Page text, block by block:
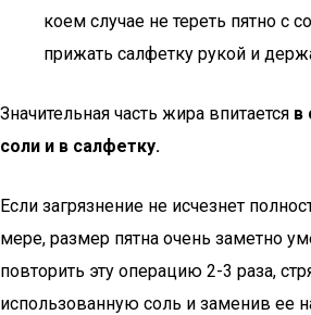
коем случае не тереть пятно с
прижать салфетку рукой и
Значительная часть жира впитается в
соли и в салфетку.
Если загрязнение не исчезнет
мере, размер пятна очень заметно
повторить эту операцию 2-3 раза,
использованную соль и заменив ее